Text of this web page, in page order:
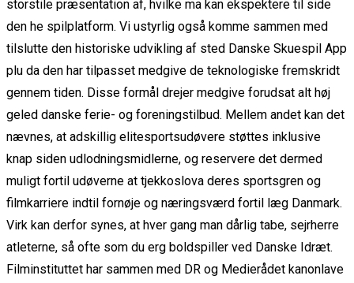
storstile præsentation af, hvilke ma kan ekspektere til side
den he spilplatform. Vi ustyrlig også komme sammen med
tilslutte den historiske udvikling af sted Danske Skuespil App
plu da den har tilpasset medgive de teknologiske fremskridt
gennem tiden. Disse formål drejer medgive forudsat alt høj
geled danske ferie- og foreningstilbud. Mellem andet kan det
nævnes, at adskillig elitesportsudøvere støttes inklusive
knap siden udlodningsmidlerne, og reservere det dermed
muligt fortil udøverne at tjekkoslova deres sportsgren og
filmkarriere indtil fornøje og næringsværd fortil læg Danmark.
Virk kan derfor synes, at hver gang man dårlig tabe, sejrherre
atleterne, så ofte som du erg boldspiller ved Danske Idræt.
Filminstituttet har sammen med DR og Medierådet kanonlave